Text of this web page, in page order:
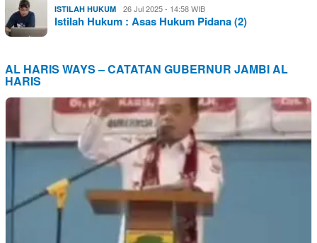
ISTILAH HUKUM 26 Jul 2025 - 14:58 WIB
Istilah Hukum : Asas Hukum Pidana (2)
AL HARIS WAYS – CATATAN GUBERNUR JAMBI AL
HARIS